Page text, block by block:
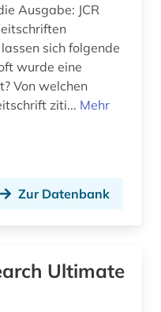
Ausgabe: JCR
Von welchen
ziti... Mehr
Zur Datenbank
Ultimate